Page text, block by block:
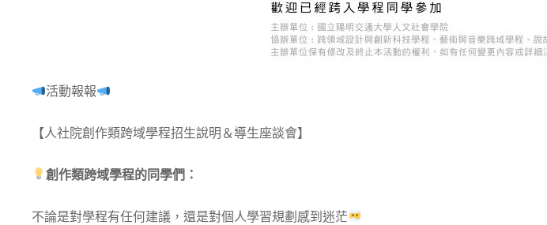
活動報報
【人社院創作類跨域學程招生說明＆導生座談會】
創作類跨域學程的同學們：
不論是對學程有任何建議，還是對個人學習規劃感到迷茫